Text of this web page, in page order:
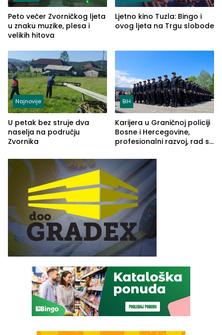
Peto večer Zvorničkog ljeta
u znaku muzike, plesa i
velikih hitova
Ljetno kino Tuzla: Bingo i
ovog ljeta na Trgu slobode
Najnovije
U petak bez struje dva
naselja na području
Zvornika
BiH
Karijera u Graničnoj policiji
Bosne i Hercegovine,
profesionalni razvoj, rad sa
služba građanima